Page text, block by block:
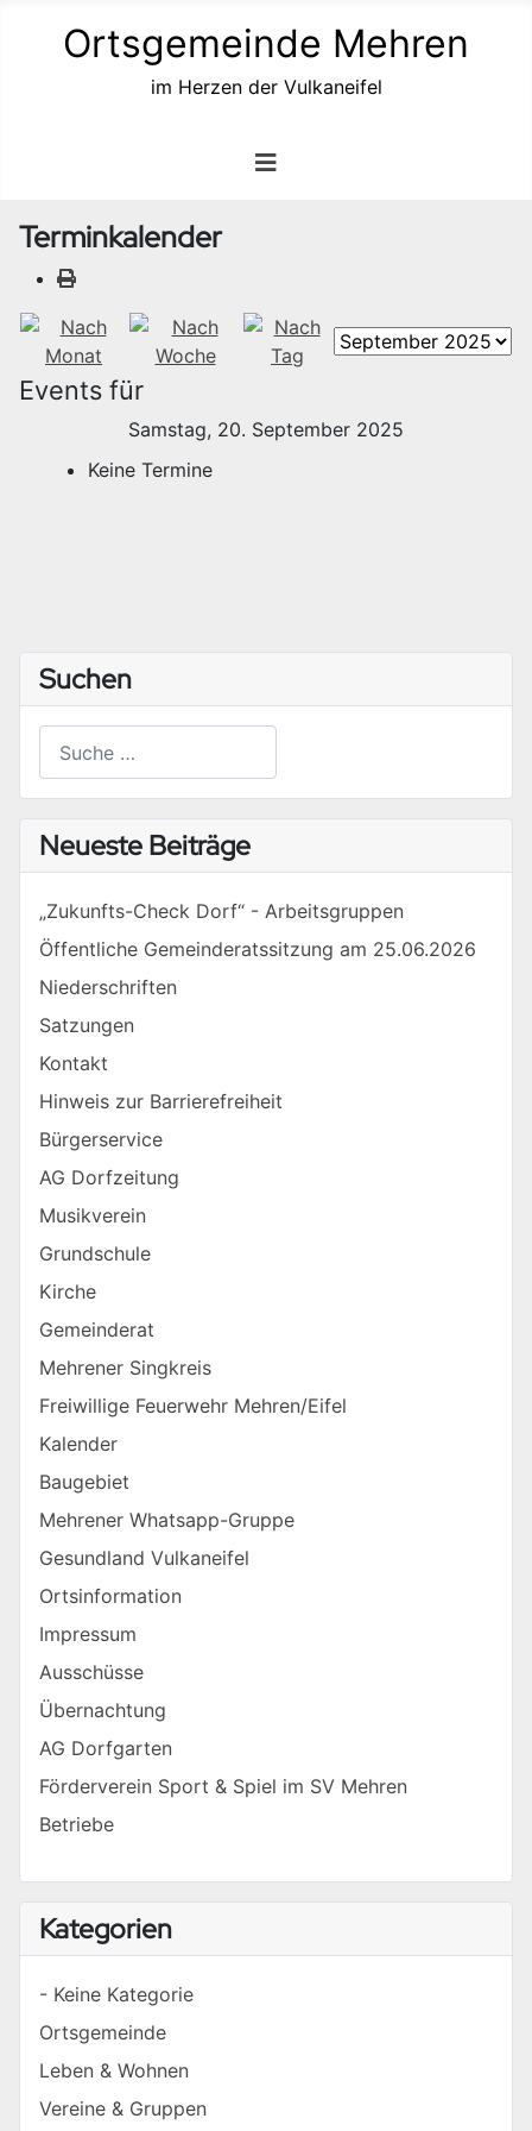
Ortsgemeinde Mehren
im Herzen der Vulkaneifel
Terminkalender
Events für
Samstag, 20. September 2025
Keine Termine
Suchen
Type 2 or more characters for results.
Neueste Beiträge
„Zukunfts-Check Dorf“ - Arbeitsgruppen
Öffentliche Gemeinderatssitzung am 25.06.2026
Niederschriften
Satzungen
Kontakt
Hinweis zur Barrierefreiheit
Bürgerservice
AG Dorfzeitung
Musikverein
Grundschule
Kirche
Gemeinderat
Mehrener Singkreis
Freiwillige Feuerwehr Mehren/Eifel
Kalender
Baugebiet
Mehrener Whatsapp-Gruppe
Gesundland Vulkaneifel
Ortsinformation
Impressum
Ausschüsse
Übernachtung
AG Dorfgarten
Förderverein Sport & Spiel im SV Mehren
Betriebe
Kategorien
- Keine Kategorie
Ortsgemeinde
Leben & Wohnen
Vereine & Gruppen